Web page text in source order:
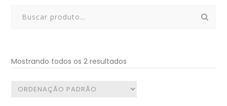
Mostrando todos os 2 resultados